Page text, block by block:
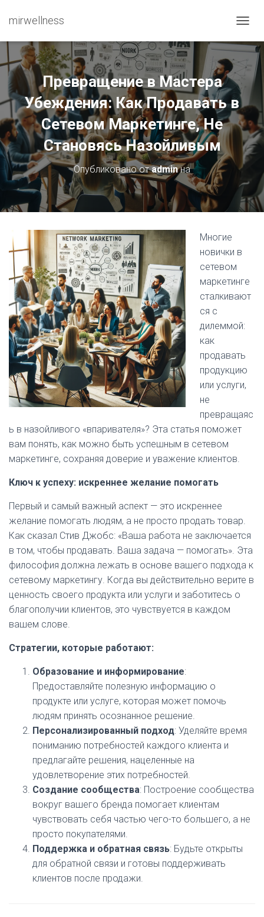
mirwellness
Превращение в Мастера
Убеждения: Как Продавать в
Сетевом Маркетинге, Не
Становясь Назойливым
Опубликовано отadminна
Многие
новички в
сетевом
маркетинге
сталкивают
ся с
дилеммой:
как
продавать
продукцию
или услуги,
не
превращаяс
ь в назойливого «впаривателя»? Эта статья поможет
вам понять, как можно быть успешным в сетевом
маркетинге, сохраняя доверие и уважение клиентов.
Ключ к успеху: искреннее желание помогать
Первый и самый важный аспект — это искреннее
желание помогать людям, а не просто продать товар.
Как сказал Стив Джобс: «Ваша работа не заключается
в том, чтобы продавать. Ваша задача — помогать». Эта
философия должна лежать в основе вашего подхода к
сетевому маркетингу. Когда вы действительно верите в
ценность своего продукта или услуги и заботитесь о
благополучии клиентов, это чувствуется в каждом
вашем слове.
Стратегии, которые работают:
Образование и информирование:
Предоставляйте полезную информацию о
продукте или услуге, которая может помочь
людям принять осознанное решение.
Персонализированный подход: Уделяйте время
пониманию потребностей каждого клиента и
предлагайте решения, нацеленные на
удовлетворение этих потребностей.
Создание сообщества: Построение сообщества
вокруг вашего бренда помогает клиентам
чувствовать себя частью чего-то большего, а не
просто покупателями.
Поддержка и обратная связь: Будьте открыты
для обратной связи и готовы поддерживать
клиентов после продажи.